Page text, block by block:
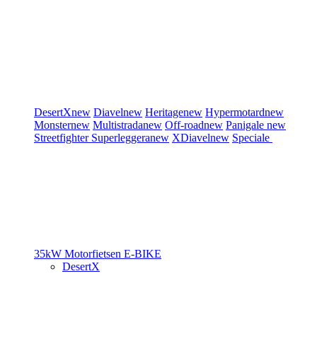
DesertXnew Diavelnew Heritagenew Hypermotardnew
Monsternew Multistradanew Off-roadnew Panigale new
Streetfighter Superleggeranew XDiavelnew Speciale
35kW Motorfietsen E-BIKE
DesertX